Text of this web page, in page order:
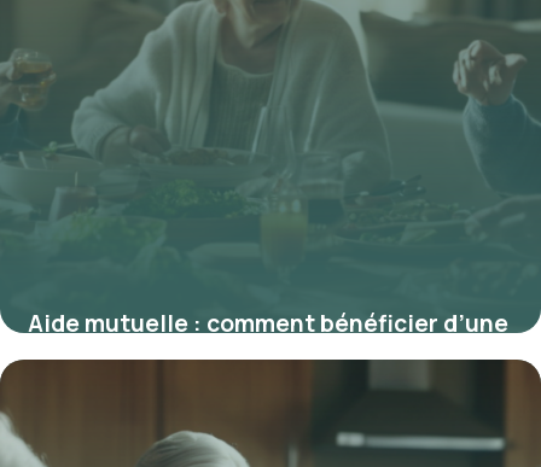
Aide mutuelle : comment bénéficier d’une
meilleure santé grâce à l’entraide
9 février 2026